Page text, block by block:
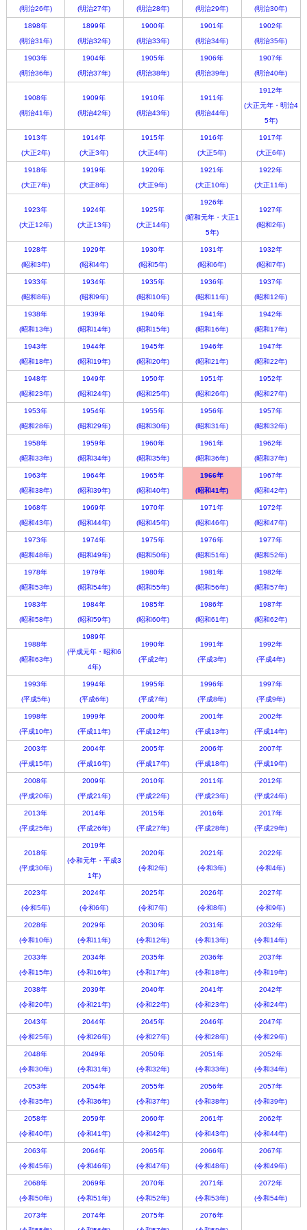
(明治26年) (明治27年) (明治28年) (明治29年) (明治30年)
1898年
(明治31年)
1899年
(明治32年)
1900年
(明治33年)
1901年
(明治34年)
1902年
(明治35年)
1903年
(明治36年)
1904年
(明治37年)
1905年
(明治38年)
1906年
(明治39年)
1907年
(明治40年)
1908年
(明治41年)
1909年
(明治42年)
1910年
(明治43年)
1911年
(明治44年)
1912年
(大正元年・明治4
5年)
1913年
(大正2年)
1914年
(大正3年)
1915年
(大正4年)
1916年
(大正5年)
1917年
(大正6年)
1918年
(大正7年)
1919年
(大正8年)
1920年
(大正9年)
1921年
(大正10年)
1922年
(大正11年)
1923年
(大正12年)
1924年
(大正13年)
1925年
(大正14年)
1926年
(昭和元年・大正1
5年)
1927年
(昭和2年)
1928年
(昭和3年)
1929年
(昭和4年)
1930年
(昭和5年)
1931年
(昭和6年)
1932年
(昭和7年)
1933年
(昭和8年)
1934年
(昭和9年)
1935年
(昭和10年)
1936年
(昭和11年)
1937年
(昭和12年)
1938年
(昭和13年)
1939年
(昭和14年)
1940年
(昭和15年)
1941年
(昭和16年)
1942年
(昭和17年)
1943年
(昭和18年)
1944年
(昭和19年)
1945年
(昭和20年)
1946年
(昭和21年)
1947年
(昭和22年)
1948年
(昭和23年)
1949年
(昭和24年)
1950年
(昭和25年)
1951年
(昭和26年)
1952年
(昭和27年)
1953年
(昭和28年)
1954年
(昭和29年)
1955年
(昭和30年)
1956年
(昭和31年)
1957年
(昭和32年)
1958年
(昭和33年)
1959年
(昭和34年)
1960年
(昭和35年)
1961年
(昭和36年)
1962年
(昭和37年)
1963年
(昭和38年)
1964年
(昭和39年)
1965年
(昭和40年)
1966年
(昭和41年)
1967年
(昭和42年)
1968年
(昭和43年)
1969年
(昭和44年)
1970年
(昭和45年)
1971年
(昭和46年)
1972年
(昭和47年)
1973年
(昭和48年)
1974年
(昭和49年)
1975年
(昭和50年)
1976年
(昭和51年)
1977年
(昭和52年)
1978年
(昭和53年)
1979年
(昭和54年)
1980年
(昭和55年)
1981年
(昭和56年)
1982年
(昭和57年)
1983年
(昭和58年)
1984年
(昭和59年)
1985年
(昭和60年)
1986年
(昭和61年)
1987年
(昭和62年)
1988年
(昭和63年)
1989年
(平成元年・昭和6
4年)
1990年
(平成2年)
1991年
(平成3年)
1992年
(平成4年)
1993年
(平成5年)
1994年
(平成6年)
1995年
(平成7年)
1996年
(平成8年)
1997年
(平成9年)
1998年
(平成10年)
1999年
(平成11年)
2000年
(平成12年)
2001年
(平成13年)
2002年
(平成14年)
2003年
(平成15年)
2004年
(平成16年)
2005年
(平成17年)
2006年
(平成18年)
2007年
(平成19年)
2008年
(平成20年)
2009年
(平成21年)
2010年
(平成22年)
2011年
(平成23年)
2012年
(平成24年)
2013年
(平成25年)
2014年
(平成26年)
2015年
(平成27年)
2016年
(平成28年)
2017年
(平成29年)
2018年
(平成30年)
2019年
(令和元年・平成3
1年)
2020年
(令和2年)
2021年
(令和3年)
2022年
(令和4年)
2023年
(令和5年)
2024年
(令和6年)
2025年
(令和7年)
2026年
(令和8年)
2027年
(令和9年)
2028年
(令和10年)
2029年
(令和11年)
2030年
(令和12年)
2031年
(令和13年)
2032年
(令和14年)
2033年
(令和15年)
2034年
(令和16年)
2035年
(令和17年)
2036年
(令和18年)
2037年
(令和19年)
2038年
(令和20年)
2039年
(令和21年)
2040年
(令和22年)
2041年
(令和23年)
2042年
(令和24年)
2043年
(令和25年)
2044年
(令和26年)
2045年
(令和27年)
2046年
(令和28年)
2047年
(令和29年)
2048年
(令和30年)
2049年
(令和31年)
2050年
(令和32年)
2051年
(令和33年)
2052年
(令和34年)
2053年
(令和35年)
2054年
(令和36年)
2055年
(令和37年)
2056年
(令和38年)
2057年
(令和39年)
2058年
(令和40年)
2059年
(令和41年)
2060年
(令和42年)
2061年
(令和43年)
2062年
(令和44年)
2063年
(令和45年)
2064年
(令和46年)
2065年
(令和47年)
2066年
(令和48年)
2067年
(令和49年)
2068年
(令和50年)
2069年
(令和51年)
2070年
(令和52年)
2071年
(令和53年)
2072年
(令和54年)
2073年
2074年
2075年
2076年